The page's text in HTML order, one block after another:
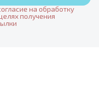
на обработку
получения